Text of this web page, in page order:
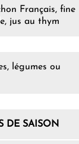
Français, fine
jus au thym
légumes ou
DE SAISON